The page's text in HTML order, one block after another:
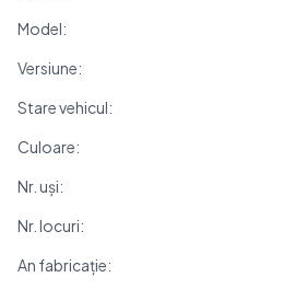
Model:
Versiune:
Stare vehicul:
Culoare:
Nr. uși:
Nr. locuri:
An fabricație: